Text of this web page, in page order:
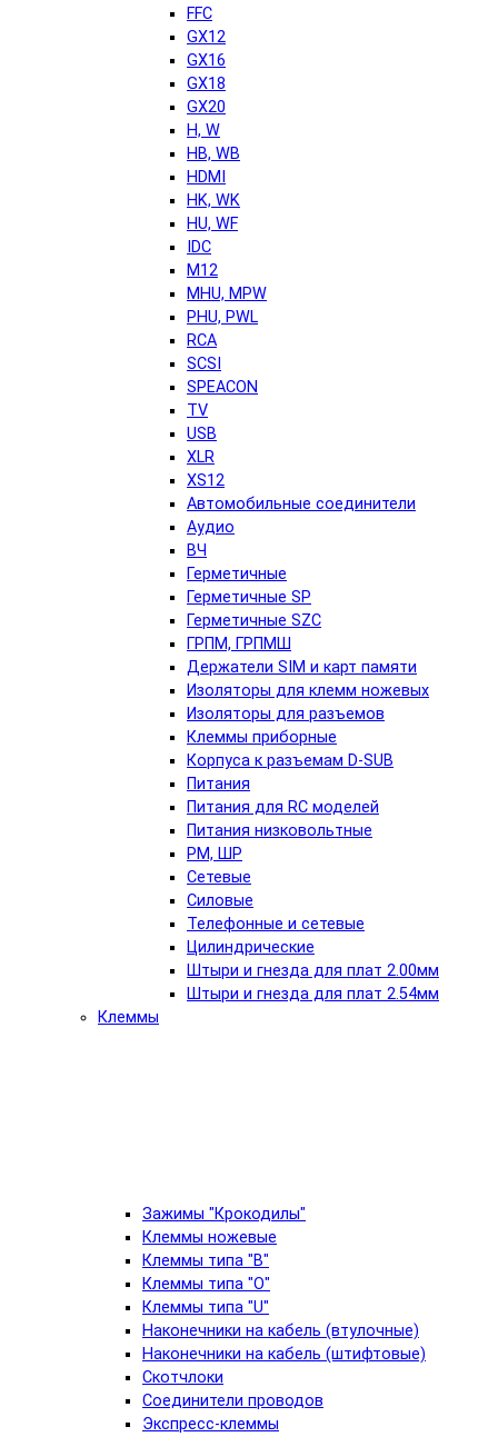
FFC
GX12
GX16
GX18
GX20
H, W
HB, WB
HDMI
HK, WK
HU, WF
IDC
M12
MHU, MPW
PHU, PWL
RCA
SCSI
SPEACON
TV
USB
XLR
XS12
Автомобильные соединители
Аудио
ВЧ
Герметичные
Герметичные SP
Герметичные SZC
ГРПМ, ГРПМШ
Держатели SIM и карт памяти
Изоляторы для клемм ножевых
Изоляторы для разъемов
Клеммы приборные
Корпуса к разъемам D-SUB
Питания
Питания для RC моделей
Питания низковольтные
РМ, ШР
Сетевые
Силовые
Телефонные и сетевые
Цилиндрические
Штыри и гнезда для плат 2.00мм
Штыри и гнезда для плат 2.54мм
Клеммы
Зажимы "Крокодилы"
Клеммы ножевые
Клеммы типа "B"
Клеммы типа "O"
Клеммы типа "U"
Наконечники на кабель (втулочные)
Наконечники на кабель (штифтовые)
Скотчлоки
Соединители проводов
Экспресс-клеммы